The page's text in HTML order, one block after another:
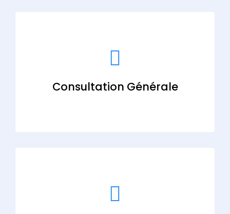
Consultation Générale